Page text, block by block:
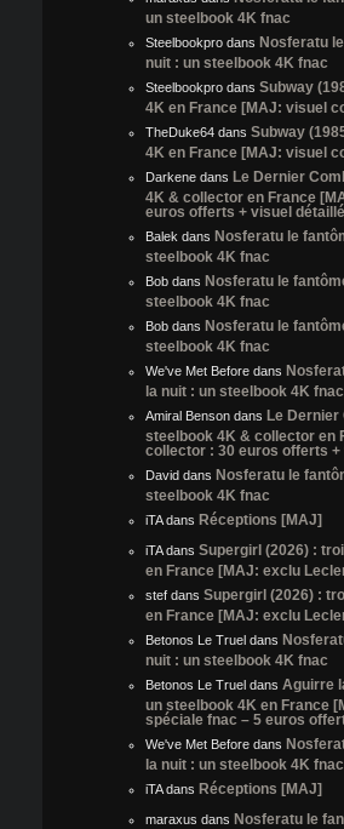
un steelbook 4K fnac
Steelbookpro dans Nosferatu
nuit : un steelbook 4K fnac
Steelbookpro dans Subway
4K en France [MAJ: visuel
TheDuke64 dans Subway
4K en France [MAJ: visuel
Darkene dans Le Dernier
4K & collector en France
euros offerts + visuel
Balek dans Nosferatu le
steelbook 4K fnac
Bob dans Nosferatu le
steelbook 4K fnac
Bob dans Nosferatu le
steelbook 4K fnac
We've Met Before dans
la nuit : un steelbook 4K fnac
Amiral Benson dans Le Dernier
steelbook 4K & collector en
collector : 30 euros offerts
David dans Nosferatu le
steelbook 4K fnac
iTAdans Réceptions [MAJ]
iTAdans Supergirl (2026) :
en France [MAJ: exclu
stef dans Supergirl (2026) :
en France [MAJ: exclu
Betonos Le Truel dans
nuit : un steelbook 4K fnac
Betonos Le Truel dans Aguirre
un steelbook 4K en France
spéciale fnac – 5 euros
We've Met Before dans
la nuit : un steelbook 4K fnac
iTAdans Réceptions [MAJ]
maraxus dans Nosferatu le